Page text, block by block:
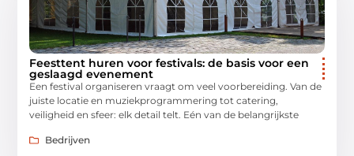
Feesttent huren voor festivals: de basis voor een
geslaagd evenement
Een festival organiseren vraagt om veel voorbereiding. Van de
juiste locatie en muziekprogrammering tot catering,
veiligheid en sfeer: elk detail telt. Eén van de belangrijkste
Bedrijven